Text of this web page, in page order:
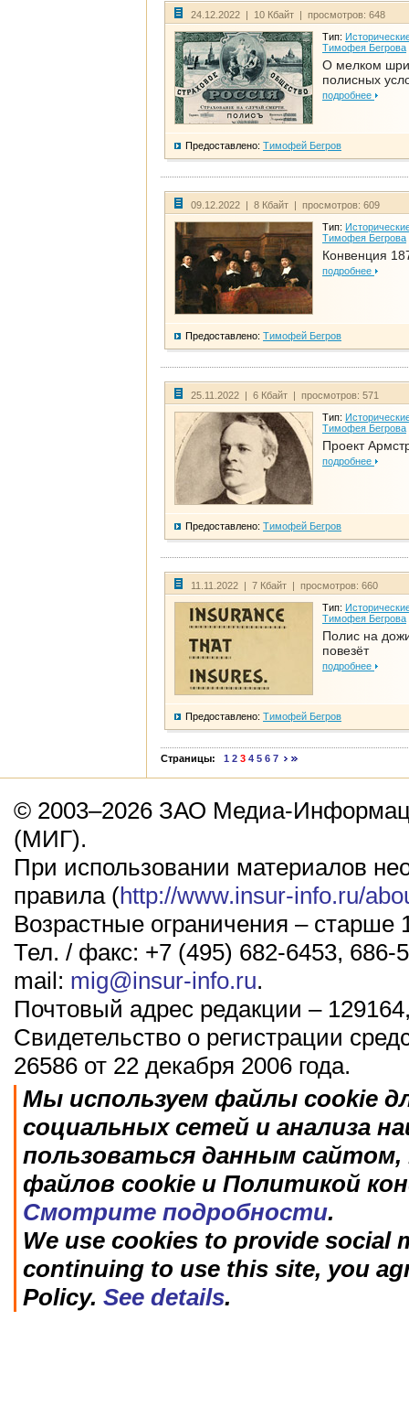
24.12.2022 | 10 Кбайт | просмотров: 648
Тип:
Тимофея Бегрова
О мелком
полисных
подробнее
Предоставлено: Тимофей Бегров
09.12.2022 | 8 Кбайт | просмотров: 609
Тип:
Тимофея Бегрова
Конвенция
подробнее
Предоставлено: Тимофей Бегров
25.11.2022 | 6 Кбайт | просмотров: 571
Тип:
Тимофея Бегрова
Проект
подробнее
Предоставлено: Тимофей Бегров
11.11.2022 | 7 Кбайт | просмотров: 660
Тип:
Тимофея Бегрова
Полис на
повезёт
подробнее
Предоставлено: Тимофей Бегров
Страницы: 1 2 3 4 5 6 7
© 2003–2026 ЗАО Медиа-
(МИГ).
При использовании материалов
правила (http://www.insur-info.ru/
Возрастные ограничения – старше
Тел. / факс: +7 (495) 682-6453, 686-
mail: mig@insur-info.ru.
Почтовый адрес редакции –
Свидетельство о регистрации
26586 от 22 декабря 2006 года.
Мы используем файлы cookie
социальных сетей и анализа
пользоваться данным
файлов cookie и Политикой
Смотрите подробности.
We use cookies to provide social
continuing to use this site, you
Policy. See details.